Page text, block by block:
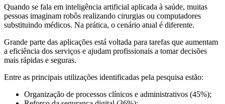
Quando se fala em inteligência artificial aplicada à saúde, muitas
pessoas imaginam robôs realizando cirurgias ou computadores
substituindo médicos. Na prática, o cenário atual é diferente.
Grande parte das aplicações está voltada para tarefas que aumentam
a eficiência dos serviços e ajudam profissionais a tomar decisões
mais rápidas e seguras.
Entre as principais utilizações identificadas pela pesquisa estão:
Organização de processos clínicos e administrativos (45%);